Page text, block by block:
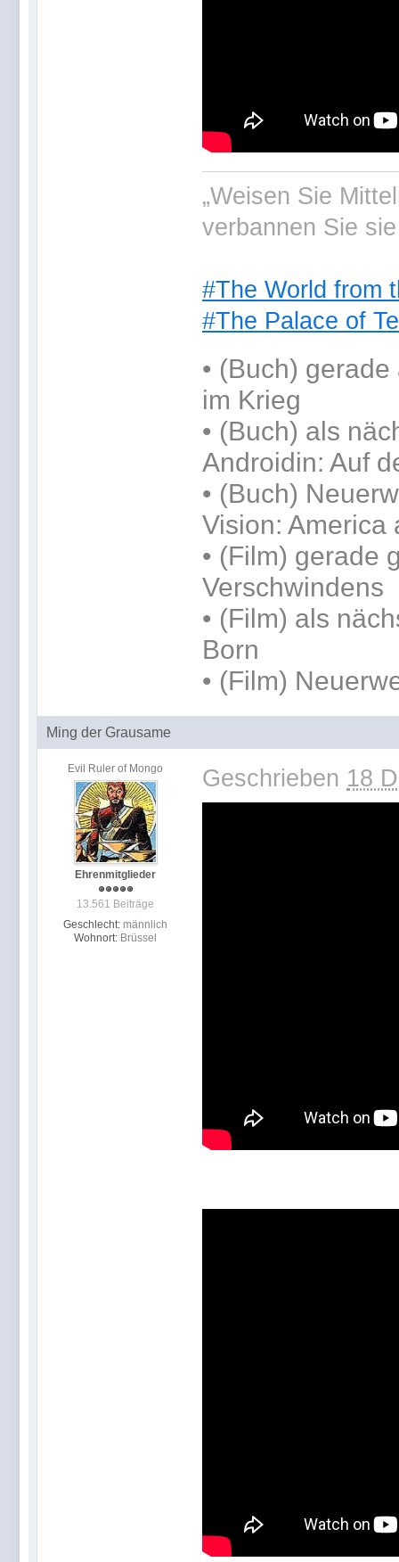
„Weisen Sie
verbannen Sie
#The World from
#The Palace of
• (Buch) gerade
im Krieg
• (Buch) als
Androidin: Auf
• (Buch)
Vision: America
• (Film) gerade
Verschwindens
• (Film) als
Born
• (Film)
Ming der Grausame
Evil Ruler of Mongo
Ehrenmitglieder
13.561 Beiträge
Geschlecht: männlich
Wohnort: Brüssel
Geschrieben 18